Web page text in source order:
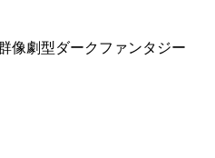
像劇型ダークファンタジー